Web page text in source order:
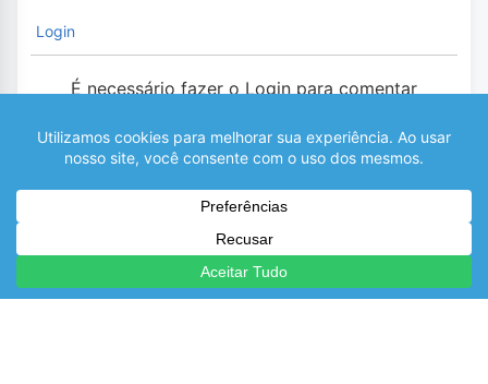
Login
É necessário fazer o Login para comentar
0 COMENTÁRIOS